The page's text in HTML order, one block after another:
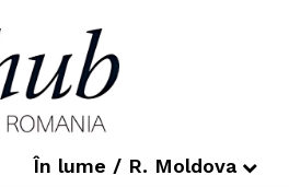
În lume / R. Moldova